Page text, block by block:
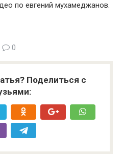
по евгений мухамеджанов.
0
Поделиться с